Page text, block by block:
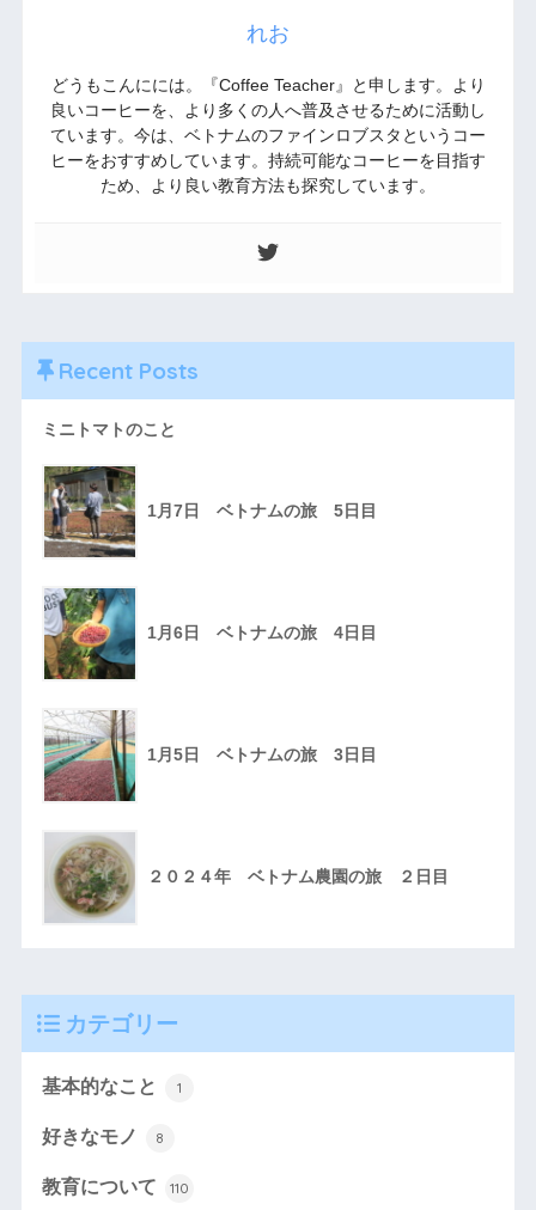
れお
どうもこんにには。『Coffee Teacher』と申します。より
良いコーヒーを、より多くの人へ普及させるために活動し
ています。今は、ベトナムのファインロブスタというコー
ヒーをおすすめしています。持続可能なコーヒーを目指す
ため、より良い教育方法も探究しています。
Recent Posts
ミニトマトのこと
1月7日 ベトナムの旅 5日目
1月6日 ベトナムの旅 4日目
1月5日 ベトナムの旅 3日目
２０２４年 ベトナム農園の旅 ２日目
カテゴリー
基本的なこと 1
好きなモノ 8
教育について 110